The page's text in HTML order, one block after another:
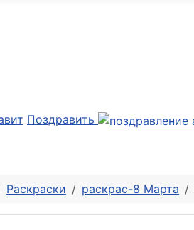
Поздравить
Раскраски раскрас-8 Марта